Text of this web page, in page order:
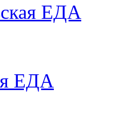
ЕДА
ЕДА